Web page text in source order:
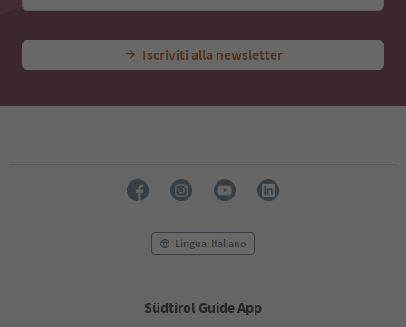
Iscriviti alla newsletter
Lingua: Italiano
Südtirol Guide App